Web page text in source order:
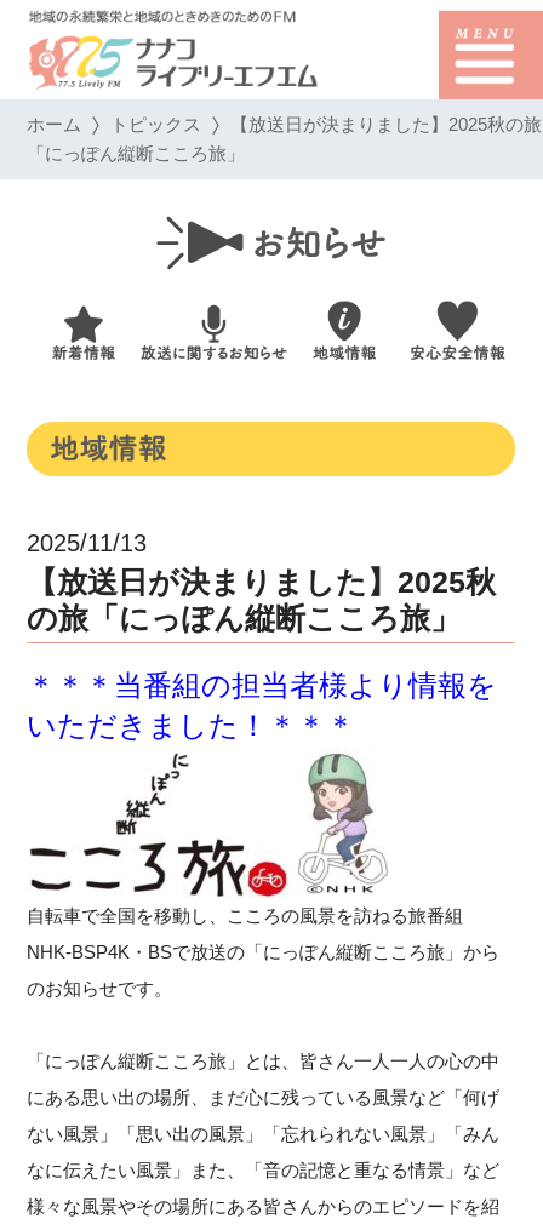
ホーム トピックス 【放送日が決まりました】2025秋の旅
「にっぽん縦断こころ旅」
2025/11/13
【放送日が決まりました】2025秋
の旅「にっぽん縦断こころ旅」
＊＊＊当番組の担当者様より情報を
いただきました！＊＊＊
自転車で全国を移動し、こころの風景を訪ねる旅番組
NHK-BSP4K・BSで放送の「にっぽん縦断こころ旅」から
のお知らせです。
「にっぽん縦断こころ旅」とは、皆さん一人一人の心の中
にある思い出の場所、まだ心に残っている風景など「何げ
ない風景」「思い出の風景」「忘れられない風景」「みん
なに伝えたい風景」また、「音の記憶と重なる情景」など
様々な風景やその場所にある皆さんからのエピソードを紹